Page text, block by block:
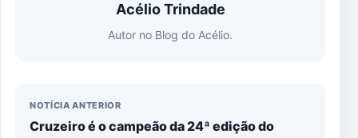
Acélio Trindade
Autor no Blog do Acélio.
NOTÍCIA ANTERIOR
Cruzeiro é o campeão da 24ª edição do